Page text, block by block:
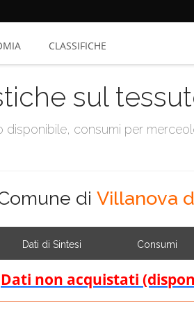
CLASSIFICHE
sul
consumi per
di Villanova
Dati di Sintesi Consumi
Dati non acquistati